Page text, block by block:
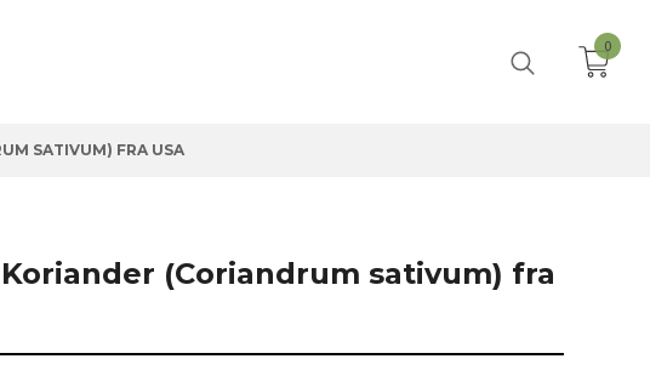
0
SATIVUM) FRA USA
(Coriandrum sativum) fra